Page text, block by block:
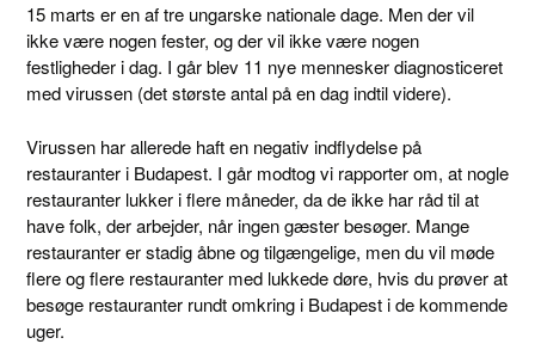
15 marts er en af ​​tre ungarske nationale dage. Men der vil
ikke være nogen fester, og der vil ikke være nogen
festligheder i dag. I går blev 11 nye mennesker diagnosticeret
med virussen (det største antal på en dag indtil videre).
Virussen har allerede haft en negativ indflydelse på
restauranter i Budapest. I går modtog vi rapporter om, at nogle
restauranter lukker i flere måneder, da de ikke har råd til at
have folk, der arbejder, når ingen gæster besøger. Mange
restauranter er stadig åbne og tilgængelige, men du vil møde
flere og flere restauranter med lukkede døre, hvis du prøver at
besøge restauranter rundt omkring i Budapest i de kommende
uger.